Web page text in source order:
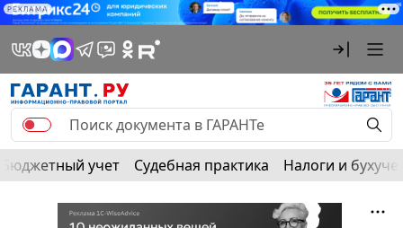
РЕКЛАМА
Бюджетный учет Судебная практика Налоги и